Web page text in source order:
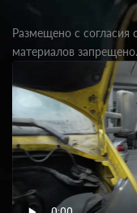
Размещено с согласия
материалов запрещено.